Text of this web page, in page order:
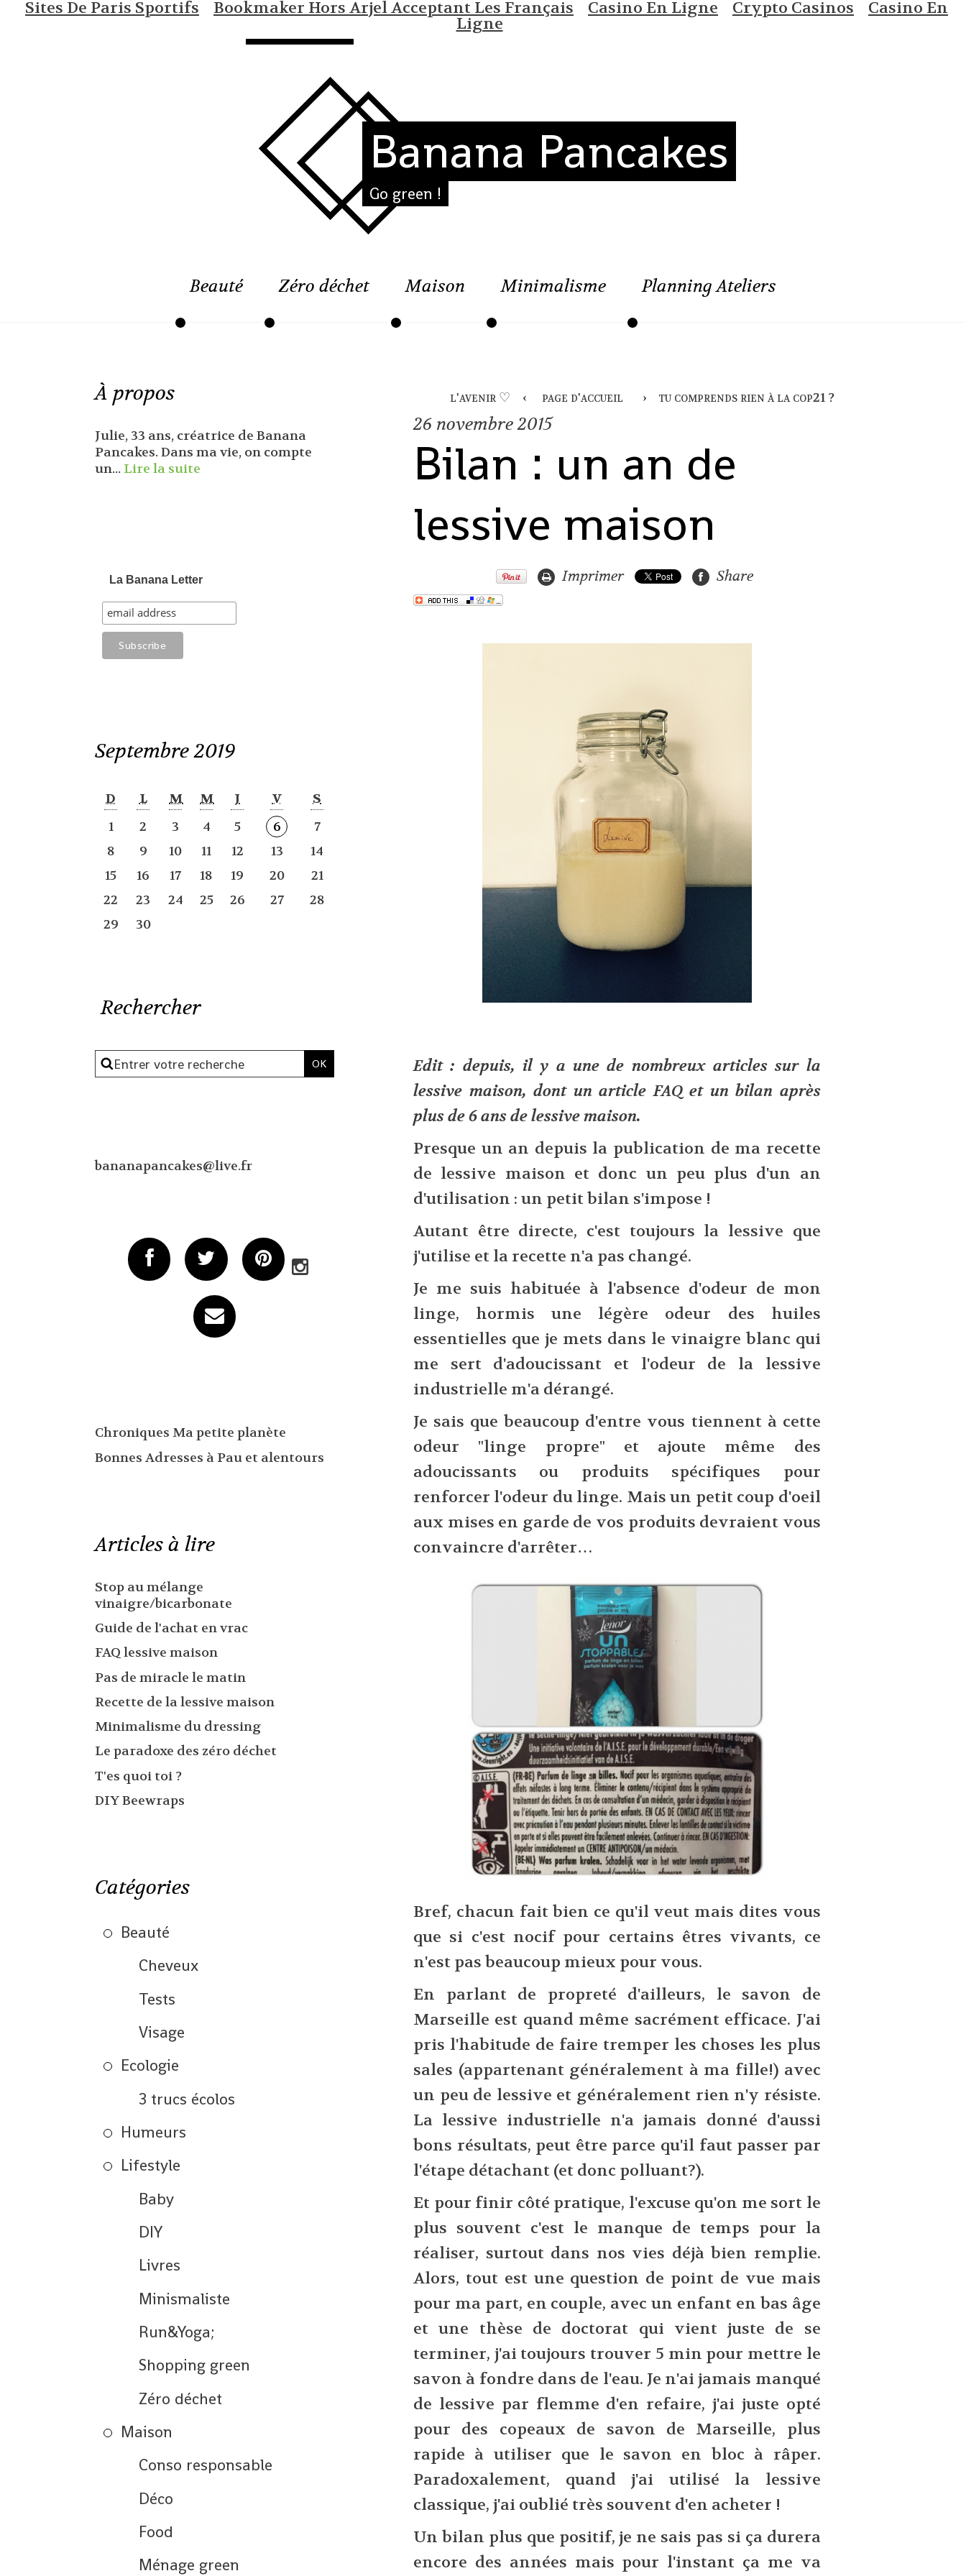
Sites De Paris Sportifs Bookmaker Hors Arjel Acceptant Les Français Casino En Ligne Crypto Casinos Casino En
Ligne
Banana Pancakes
Go green !
Beauté Zéro déchet Maison Minimalisme Planning Ateliers
À propos
Julie, 33 ans, créatrice de Banana
Pancakes. Dans ma vie, on compte
un... Lire la suite
La Banana Letter
Septembre 2019
D L M M J V
S
1
2 3 4 5 6
7
8
9 10 11 12 13
14
15
16 17 18 19 20
21
22
23 24 25 26 27
28
29
30
Rechercher
bananapancakes@live.fr
Chroniques Ma petite planète
Bonnes Adresses à Pau et alentours
Articles à lire
Stop au mélange
vinaigre/bicarbonate
Guide de l'achat en vrac
FAQ lessive maison
Pas de miracle le matin
Recette de la lessive maison
Minimalisme du dressing
Le paradoxe des zéro déchet
T'es quoi toi ?
DIY Beewraps
Catégories
Beauté
Cheveux
Tests
Visage
Ecologie
3 trucs écolos
Humeurs
Lifestyle
Baby
DIY
Livres
Minismaliste
Run&Yoga;
Shopping green
Zéro déchet
Maison
Conso responsable
Déco
Food
Ménage green
l'avenir ♡ page d'accueil tu comprends rien à la cop21 ?
26 novembre 2015
Bilan : un an de
lessive maison
Imprimer Share
Edit : depuis, il y a une de nombreux articles sur la
lessive maison, dont un article FAQ et un bilan après
plus de 6 ans de lessive maison.
Presque un an depuis la publication de ma recette
de lessive maison et donc un peu plus d'un an
d'utilisation : un petit bilan s'impose !
Autant être directe, c'est toujours la lessive que
j'utilise et la recette n'a pas changé.
Je me suis habituée à l'absence d'odeur de mon
linge, hormis une légère odeur des huiles
essentielles que je mets dans le vinaigre blanc qui
me sert d'adoucissant et l'odeur de la lessive
industrielle m'a dérangé.
Je sais que beaucoup d'entre vous tiennent à cette
odeur "linge propre" et ajoute même des
adoucissants ou produits spécifiques pour
renforcer l'odeur du linge. Mais un petit coup d'oeil
aux mises en garde de vos produits devraient vous
convaincre d'arrêter…
Bref, chacun fait bien ce qu'il veut mais dites vous
que si c'est nocif pour certains êtres vivants, ce
n'est pas beaucoup mieux pour vous.
En parlant de propreté d'ailleurs, le savon de
Marseille est quand même sacrément efficace. J'ai
pris l'habitude de faire tremper les choses les plus
sales (appartenant généralement à ma fille!) avec
un peu de lessive et généralement rien n'y résiste.
La lessive industrielle n'a jamais donné d'aussi
bons résultats, peut être parce qu'il faut passer par
l'étape détachant (et donc polluant?).
Et pour finir côté pratique, l'excuse qu'on me sort le
plus souvent c'est le manque de temps pour la
réaliser, surtout dans nos vies déjà bien remplie.
Alors, tout est une question de point de vue mais
pour ma part, en couple, avec un enfant en bas âge
et une thèse de doctorat qui vient juste de se
terminer, j'ai toujours trouver 5 min pour mettre le
savon à fondre dans de l'eau. Je n'ai jamais manqué
de lessive par flemme d'en refaire, j'ai juste opté
pour des copeaux de savon de Marseille, plus
rapide à utiliser que le savon en bloc à râper.
Paradoxalement, quand j'ai utilisé la lessive
classique, j'ai oublié très souvent d'en acheter !
Un bilan plus que positif, je ne sais pas si ça durera
encore des années mais pour l'instant ça me va